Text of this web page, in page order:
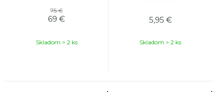
75 €
69 €
Skladom > 2 ks
5,95 €
Skladom > 2 ks